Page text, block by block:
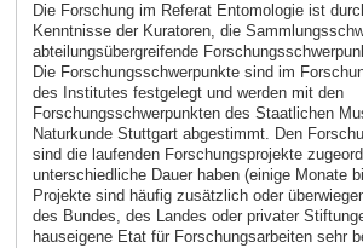
Die Forschung im Referat Entomologie ist
Kenntnisse der Kuratoren, die
abteilungsübergreifende
Die Forschungsschwerpunkte sind im
des Institutes festgelegt und werden mit den
Forschungsschwerpunkten des Staatlichen
Naturkunde Stuttgart abgestimmt. Den
sind die laufenden Forschungsprojekte
unterschiedliche Dauer haben (einige Monate
Projekte sind häufig zusätzlich oder
des Bundes, des Landes oder privater
hauseigene Etat für Forschungsarbeiten sehr